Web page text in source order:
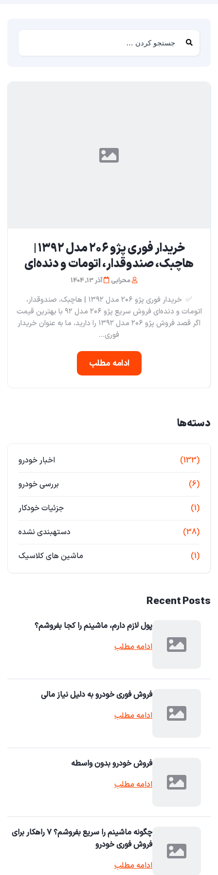
خریدار فوری پژو ۲۰۶ مدل ۱۳۹۲ |
هاچبک، صندوقدار، اتومات و دنده‌ای
محرابی آذر 13, 1404
✅ خریدار فوری پژو ۲۰۶ مدل ۱۳۹۲ | هاچبک، صندوقدار،
اتومات و دنده‌ای فروش سریع پژو ۲۰۶ مدل ۹۲ با بهترین قیمت
اگر قصد فروش پژو ۲۰۶ مدل ۱۳۹۲ را دارید، ما به عنوان خریدار
فوری...
ادامه مطلب
دسته‌ها
اخبار خودرو (133)
بررسی خودرو (6)
جزئیات خودکار (1)
دستهبندی نشده (38)
ماشین های کلاسیک (1)
Recent Posts
پول لازم دارم، ماشینم را کجا بفروشم؟
ادامه مطلب
فروش فوری خودرو به دلیل نیاز مالی
ادامه مطلب
فروش خودرو بدون واسطه
ادامه مطلب
چگونه ماشینم را سریع بفروشم؟ ۷ راهکار برای
فروش فوری خودرو
ادامه مطلب